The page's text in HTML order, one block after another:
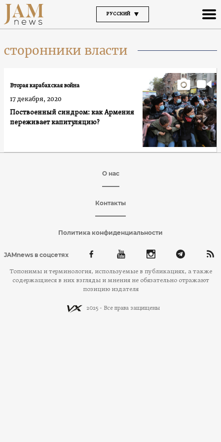
РУССКИЙ
сторонники власти
Поствоенный синдром: как Армения
переживает капитуляцию?
Вторая карабахская война
17 декабря, 2020
О нас
Контакты
Политика конфиденциальности
JAMnews в соцсетях
Топонимы и терминология, используемые в публикациях, а также
содержащиеся в них взгляды и мнения не обязательно отражают
позицию издателя
2025 - Все права защищены